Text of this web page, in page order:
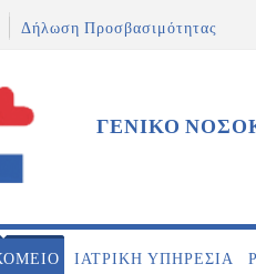
Δήλωση Προσβασιμότητας
ΓΕΝΙΚΟ
ΙΑΤΡΙΚΉ ΥΠΗΡΕΣΊΑ